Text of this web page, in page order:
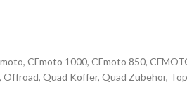
, CFmoto 1000, CFmoto 850,
Offroad, Quad Koffer, Quad Zubehör,